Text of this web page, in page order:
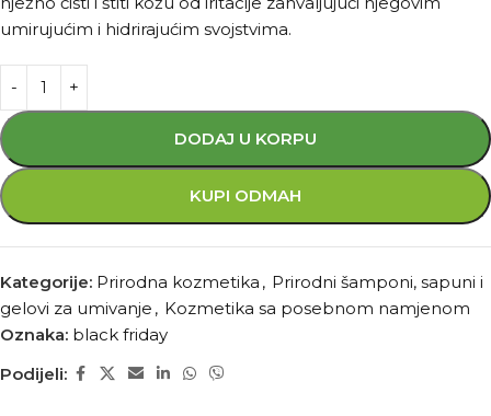
umirujućim i hidrirajućim svojstvima.
DODAJ U KORPU
KUPI ODMAH
Kategorije: Prirodna kozmetika , Prirodni šamponi, sapuni i
gelovi za umivanje , Kozmetika sa posebnom namjenom
Oznaka: black friday
Podijeli: